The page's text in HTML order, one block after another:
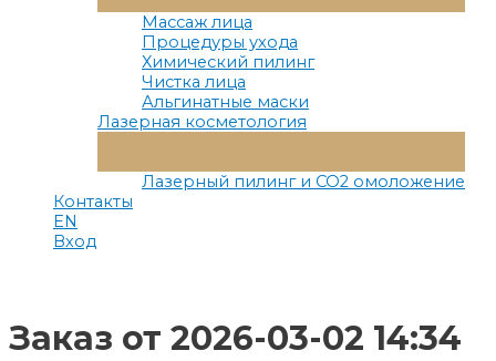
Меню
Массаж лица
Процедуры ухода
Химический пилинг
Чистка лица
Альгинатные маски
Лазерная косметология
Меню
Лазерный пилинг и СО2 омоложение
Контакты
EN
Вход
Заказ от 2026-03-02 14:34